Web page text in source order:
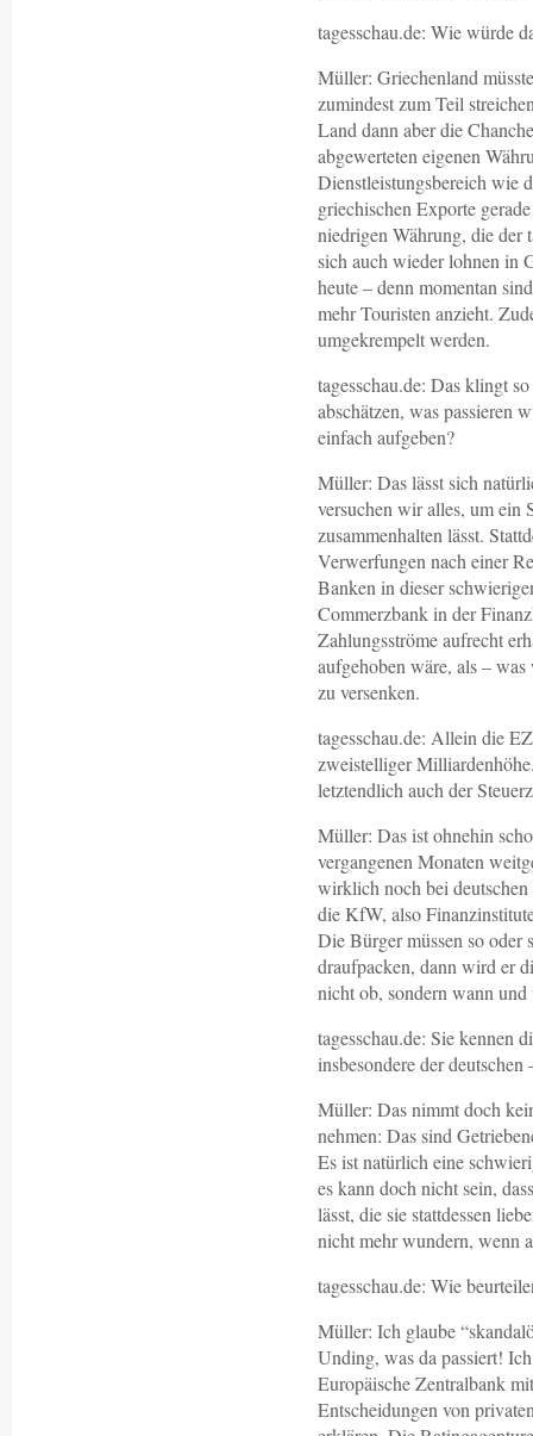
tagesschau.de: Wie würde
Müller: Griechenland
zumindest zum Teil
Land dann aber die
abgewerteten eigenen
Dienstleistungsbereich wie
griechischen Exporte
niedrigen Währung, die der
sich auch wieder lohnen in
heute – denn momentan
mehr Touristen anzieht.
umgekrempelt werden.
tagesschau.de: Das klingt
abschätzen, was passieren
einfach aufgeben?
Müller: Das lässt sich
versuchen wir alles, um ein
zusammenhalten lässt.
Verwerfungen nach einer
Banken in dieser
Commerzbank in der
Zahlungsströme aufrecht
aufgehoben wäre, als –
zu versenken.
tagesschau.de: Allein die
zweistelliger
letztendlich auch der
Müller: Das ist ohnehin
vergangenen Monaten
wirklich noch bei
die KfW, also
Die Bürger müssen so
draufpacken, dann wird er
nicht ob, sondern wann
tagesschau.de: Sie kennen
insbesondere der
Müller: Das nimmt doch
nehmen: Das sind
Es ist natürlich eine
es kann doch nicht sein,
lässt, die sie stattdessen
nicht mehr wundern, wenn
tagesschau.de: Wie
Müller: Ich glaube
Unding, was da passiert!
Europäische Zentralbank
Entscheidungen von